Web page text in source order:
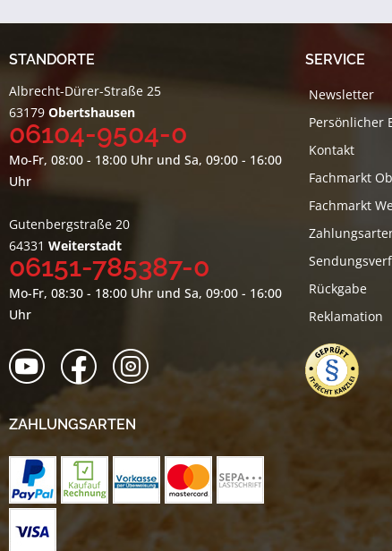
STANDORTE
Albrecht-Dürer-Straße 25
63179 Obertshausen
06104-9504-0
Mo-Fr, 08:00 - 18:00 Uhr und Sa, 09:00 - 16:00
Uhr
Gutenbergstraße 20
64331 Weiterstadt
06151-785387-0
Mo-Fr, 08:30 - 18:00 Uhr und Sa, 09:00 - 16:00
Uhr
ZAHLUNGSARTEN
SERVICE
Newsletter
Persönlicher
Kontakt
Fachmarkt
Fachmarkt
Rückgabe
Reklamation